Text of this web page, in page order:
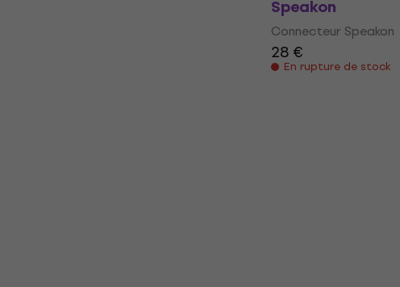
Speakon
Connecteur Speakon
28 €
En rupture de stock